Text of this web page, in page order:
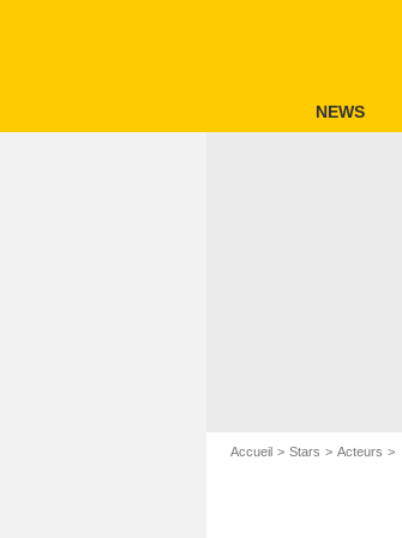
NEWS
Accueil Stars Acteurs